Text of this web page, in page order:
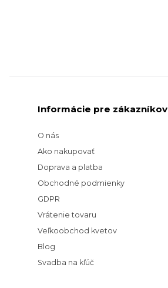
Informácie pre zákazníkov
O nás
Ako nakupovať
Doprava a platba
Obchodné podmienky
GDPR
Vrátenie tovaru
Veľkoobchod kvetov
Blog
Svadba na kľúč